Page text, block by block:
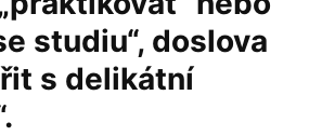
studiu“, doslova
s delikátní